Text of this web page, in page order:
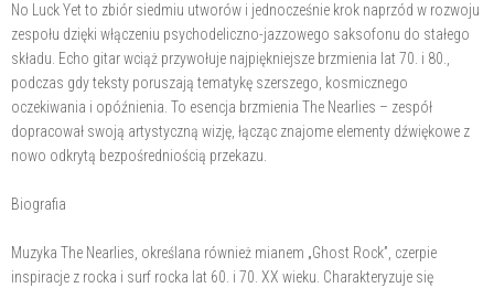
No Luck Yet to zbiór siedmiu utworów i jednocześnie krok naprzód w rozwoju
zespołu dzięki włączeniu psychodeliczno-jazzowego saksofonu do stałego
składu. Echo gitar wciąż przywołuje najpiękniejsze brzmienia lat 70. i 80.,
podczas gdy teksty poruszają tematykę szerszego, kosmicznego
oczekiwania i opóźnienia. To esencja brzmienia The Nearlies – zespół
dopracował swoją artystyczną wizję, łącząc znajome elementy dźwiękowe z
nowo odkrytą bezpośredniością przekazu.
Biografia
Muzyka The Nearlies, określana również mianem „Ghost Rock”, czerpie
inspiracje z rocka i surf rocka lat 60. i 70. XX wieku. Charakteryzuje się